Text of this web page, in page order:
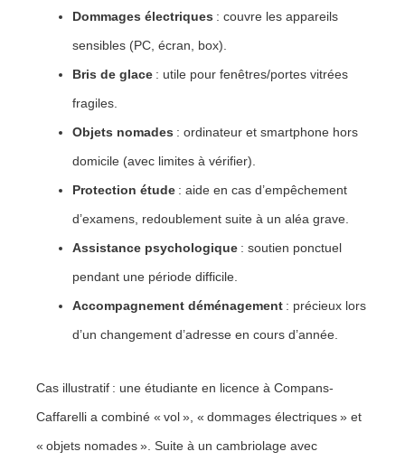
Dommages électriques : couvre les appareils
sensibles (PC, écran, box).
Bris de glace : utile pour fenêtres/portes vitrées
fragiles.
Objets nomades : ordinateur et smartphone hors
domicile (avec limites à vérifier).
Protection étude : aide en cas d’empêchement
d’examens, redoublement suite à un aléa grave.
Assistance psychologique : soutien ponctuel
pendant une période difficile.
Accompagnement déménagement : précieux lors
d’un changement d’adresse en cours d’année.
Cas illustratif : une étudiante en licence à Compans-
Caffarelli a combiné « vol », « dommages électriques » et
« objets nomades ». Suite à un cambriolage avec